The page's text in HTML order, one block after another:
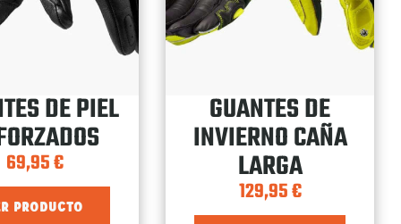
DE PIEL
69,95€
PRODUCTO
GUANTES DE
INVIERNO CAÑA
LARGA
129,95€